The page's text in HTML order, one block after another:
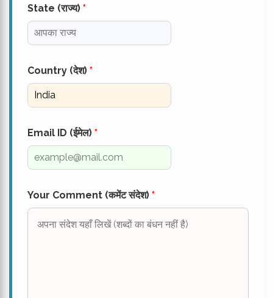
State (राज्य) *
Country (देश) *
Email ID (ईमेल) *
Your Comment (कमेंट संदेश) *